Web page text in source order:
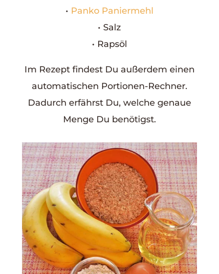
• Panko Paniermehl
• Salz
• Rapsöl
Im Rezept findest Du außerdem einen
automatischen Portionen-Rechner.
Dadurch erfährst Du, welche genaue
Menge Du benötigst.